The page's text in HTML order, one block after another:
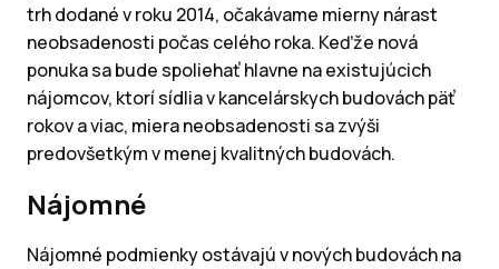
trh dodané v roku 2014, očakávame mierny nárast
neobsadenosti počas celého roka. Keďže nová
ponuka sa bude spoliehať hlavne na existujúcich
nájomcov, ktorí sídlia v kancelárskych budovách päť
rokov a viac, miera neobsadenosti sa zvýši
predovšetkým v menej kvalitných budovách.
Nájomné
Nájomné podmienky ostávajú v nových budovách na